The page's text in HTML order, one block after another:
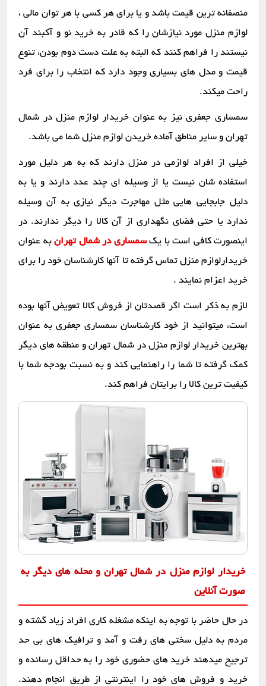
منصفانه ترین قیمت باشد و یا برای هر کسی با هر توان مالی ،
لوازم منزل مورد نیازشان را که قادر به خرید نو و آکبند آن
نیستند را فراهم کنند که البته به علت دست دوم بودن، تنوع
قیمت و مدل های بسیاری وجود دارد که انتخاب را برای فرد
راحت میکند.
سمساری جعفری نیز به عنوان خریدار لوازم منزل در شمال
تهران و سایر مناطق آماده خریدن لوازم منزل شما می باشد.
خیلی از افراد لوازمی در منزل دارند که به هر دلیل مورد
استفاده شان نیست یا از وسیله ای چند عدد دارند و یا به
دلیل جابجایی هایی مثل مهاجرت دیگر نیازی به آن وسیله
ندارد یا حتی فضای نگهداری از آن کالا را دیگر ندارند. در
اینصورت کافی است با یکسمساری در شمال تهران به عنوان
خریدارلوازم منزل تماس گرفته تا آنها کارشناسان خود را برای
خرید اعزام نمایند .
لازم به ذکر است اگر قصدتان از فروش کالا تعویض آنها بوده
است، میتوانید از خود کارشناسان سمساری جعفری به عنوان
بهترین خریدار لوازم منزل در شمال تهران و منطقه های دیگر
کمک گرفته تا شما را راهنمایی کند و به نسبت بودجه شما با
کیفیت ترین کالا را برایتان فراهم کند.
خریدار لوازم منزل در شمال تهران و محله های دیگر به
صورت آنلاین
در حال حاضر با توجه به اینکه مشغله کاری افراد زیاد گشته و
مردم به دلیل سختی های رفت و آمد و ترافیک های بی حد
ترجیح میدهند خرید های حضوری خود را به حداقل رسانده و
خرید و فروش های خود را اینترنتی از طریق انجام دهند.